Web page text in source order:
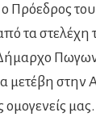
Πρόεδρος
τα στελέχη
μετέβη στην
μας.